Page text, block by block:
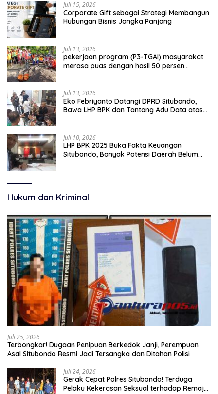
Juli 15, 2026
Corporate Gift sebagai Strategi Membangun
Hubungan Bisnis Jangka Panjang
Juli 13, 2026
pekerjaan program (P3-TGAI) masyarakat
merasa puas dengan hasil 50 persen
Juli 13, 2026
Eko Febriyanto Datangi DPRD Situbondo,
Bawa LHP BPK dan Tantang Adu Data atas
Juli 10, 2026
LHP BPK 2025 Buka Fakta Keuangan
Situbondo, Banyak Potensi Daerah Belum
Hukum dan Kriminal
Juli 25, 2026
Terbongkar! Dugaan Penipuan Berkedok Janji, Perempuan
Asal Situbondo Resmi Jadi Tersangka dan Ditahan Polisi
Juli 24, 2026
Gerak Cepat Polres Situbondo! Terduga
Pelaku Kekerasan Seksual terhadap Remaja